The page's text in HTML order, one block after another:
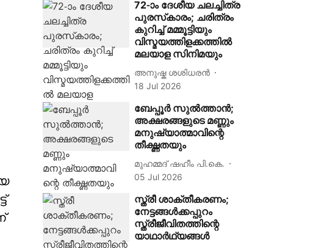
72-ാം ദേശീയ ചലച്ചിത്ര
പുരസ്‌കാരം; ചരിത്രം
കുറിച്ച് മമ്മൂട്ടിയും
വിസ്മയത്തിളക്കത്തിൽ
മലയാള സിനിമയും
അനുഷ്ക ശശിധരൻ
18 Jul 2026
ബേപ്പൂർ സുൽത്താൻ;
അക്ഷരങ്ങളുടെ മണ്ണും
മനുഷ്യാത്മാവിന്റെ
തീക്ഷ്ണതയും
മുഹമ്മദ് ഷഹീം പി.കെ.
05 Jul 2026
സ്ത്രീ ശാക്തീകരണം;
നേട്ടങ്ങള്‍ക്കപ്പുറം
സ്ത്രീജീവിതത്തിന്റെ
യാഥാര്‍ഥ്യങ്ങള്‍